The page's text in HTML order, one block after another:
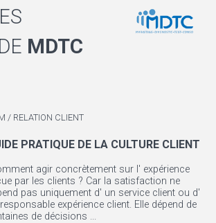
MDTC
/ RELATION CLIENT
PRATIQUE DE LA CULTURE CLIENT
agir concrètement sur l' expérience
par les clients ? Car la satisfaction ne
pas uniquement d' un service client ou d'
expérience client. Elle dépend de
de décisions ...